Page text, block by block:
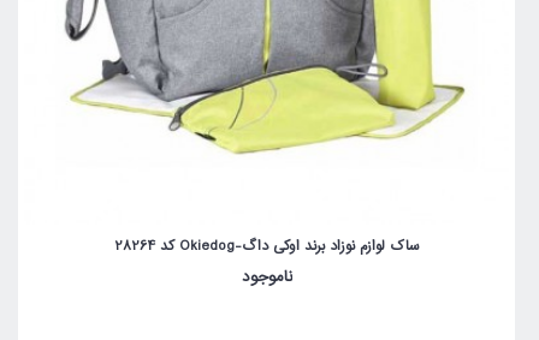
ساک لوازم نوزاد برند اوکی داگ-Okiedog کد 28264
ناموجود